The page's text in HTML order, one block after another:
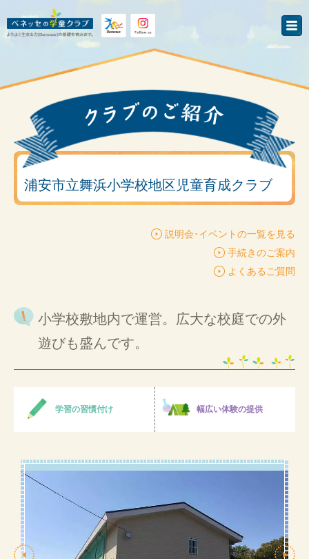
浦安市立舞浜小学校地区児童育成クラブ
説明会･イベントの一覧を見る
手続きのご案内
よくあるご質問
小学校敷地内で運営。広大な校庭での外
遊びも盛んです。
学習の習慣付け 幅広い体験の提供